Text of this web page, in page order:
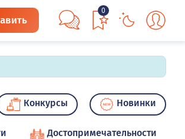
0
Конкурсы Новинки
Достопримечательности